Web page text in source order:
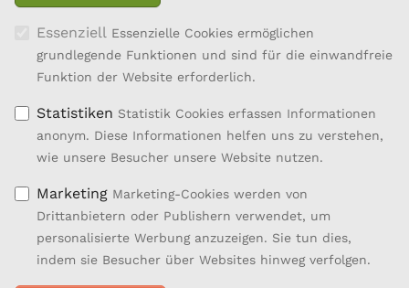
Essenziell Essenzielle Cookies ermöglichen
grundlegende Funktionen und sind für die einwandfreie
Funktion der Website erforderlich.
Statistiken Statistik Cookies erfassen Informationen
anonym. Diese Informationen helfen uns zu verstehen,
wie unsere Besucher unsere Website nutzen.
Marketing Marketing-Cookies werden von
Drittanbietern oder Publishern verwendet, um
personalisierte Werbung anzuzeigen. Sie tun dies,
indem sie Besucher über Websites hinweg verfolgen.
Entwicklung des ländlichen Raums